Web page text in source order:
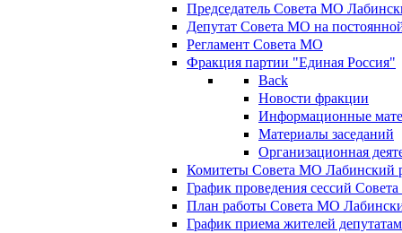
Председатель Совета МО
Депутат Совета МО на
Регламент Совета МО
Фракция партии "Единая Россия"
Back
Новости фракции
Информационные
Материалы заседаний
Организационная
Комитеты Совета МО Лабинский
График проведения сессий
План работы Совета МО
График приема жителей